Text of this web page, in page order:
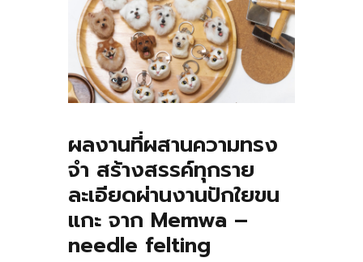
ผลงานที่ผสานความทรง
จำ สร้างสรรค์ทุกราย
ละเอียดผ่านงานปักใยขน
แกะ จาก Memwa –
needle felting